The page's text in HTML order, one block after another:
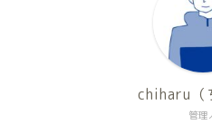
管理
chiharu（